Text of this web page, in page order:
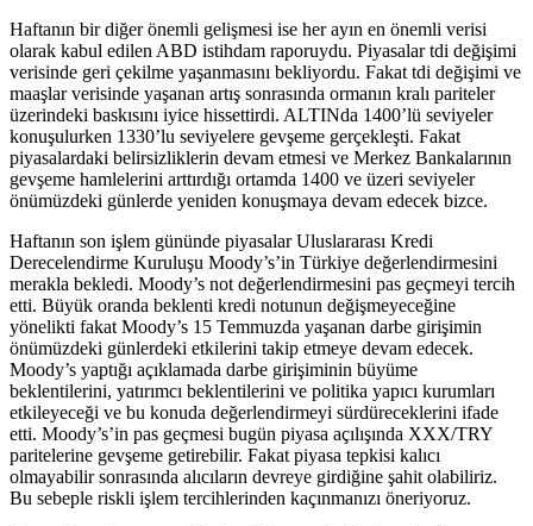
Haftanın bir diğer önemli gelişmesi ise her ayın en önemli verisi
olarak kabul edilen ABD istihdam raporuydu. Piyasalar tdi değişimi
verisinde geri çekilme yaşanmasını bekliyordu. Fakat tdi değişimi ve
maaşlar verisinde yaşanan artış sonrasında ormanın kralı pariteler
üzerindeki baskısını iyice hissettirdi. ALTINda 1400’lü seviyeler
konuşulurken 1330’lu seviyelere gevşeme gerçekleşti. Fakat
piyasalardaki belirsizliklerin devam etmesi ve Merkez Bankalarının
gevşeme hamlelerini arttırdığı ortamda 1400 ve üzeri seviyeler
önümüzdeki günlerde yeniden konuşmaya devam edecek bizce.
Haftanın son işlem gününde piyasalar Uluslararası Kredi
Derecelendirme Kuruluşu Moody’s’in Türkiye değerlendirmesini
merakla bekledi. Moody’s not değerlendirmesini pas geçmeyi tercih
etti. Büyük oranda beklenti kredi notunun değişmeyeceğine
yönelikti fakat Moody’s 15 Temmuzda yaşanan darbe girişimin
önümüzdeki günlerdeki etkilerini takip etmeye devam edecek.
Moody’s yaptığı açıklamada darbe girişiminin büyüme
beklentilerini, yatırımcı beklentilerini ve politika yapıcı kurumları
etkileyeceği ve bu konuda değerlendirmeyi sürdüreceklerini ifade
etti. Moody’s’in pas geçmesi bugün piyasa açılışında XXX/TRY
paritelerine gevşeme getirebilir. Fakat piyasa tepkisi kalıcı
olmayabilir sonrasında alıcıların devreye girdiğine şahit olabiliriz.
Bu sebeple riskli işlem tercihlerinden kaçınmanızı öneriyoruz.